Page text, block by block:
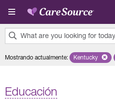
Pasar al contenido principal
What are you looking for
results
Mostrando actualmente: Remove
Kentucky
Educación